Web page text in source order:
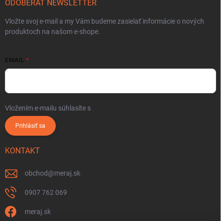
ODOBERAŤ NEWSLETTER
Vložte svoj e-mail a my Vám budeme zasielať informácie o nových
produktoch na našom e-shope.
EMAIL
Vložením e-mailu súhlasíte s
Prihlásiť sa
KONTAKT
obchod@meraj.sk
0907 762 069
meraj.sk